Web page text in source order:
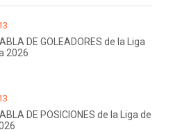
DE GOLEADORES de la Liga
2026
DE POSICIONES de la Liga de